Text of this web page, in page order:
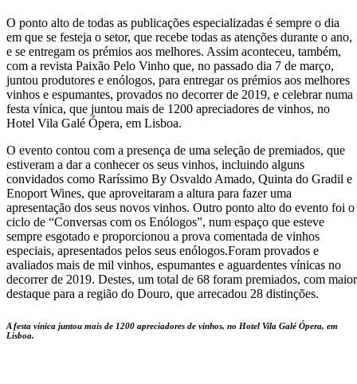
O ponto alto de todas as publicações especializadas é sempre o dia
em que se festeja o setor, que recebe todas as atenções durante o ano,
e se entregam os prémios aos melhores. Assim aconteceu, também,
com a revista Paixão Pelo Vinho que, no passado dia 7 de março,
juntou produtores e enólogos, para entregar os prémios aos melhores
vinhos e espumantes, provados no decorrer de 2019, e celebrar numa
festa vínica, que juntou mais de 1200 apreciadores de vinhos, no
Hotel Vila Galé Ópera, em Lisboa.
O evento contou com a presença de uma seleção de premiados, que
estiveram a dar a conhecer os seus vinhos, incluindo alguns
convidados como Raríssimo By Osvaldo Amado, Quinta do Gradil e
Enoport Wines, que aproveitaram a altura para fazer uma
apresentação dos seus novos vinhos. Outro ponto alto do evento foi o
ciclo de “Conversas com os Enólogos”, num espaço que esteve
sempre esgotado e proporcionou a prova comentada de vinhos
especiais, apresentados pelos seus enólogos.Foram provados e
avaliados mais de mil vinhos, espumantes e aguardentes vínicas no
decorrer de 2019. Destes, um total de 68 foram premiados, com maior
destaque para a região do Douro, que arrecadou 28 distinções.
A festa vínica juntou mais de 1200 apreciadores de vinhos, no Hotel Vila Galé Ópera, em
Lisboa.